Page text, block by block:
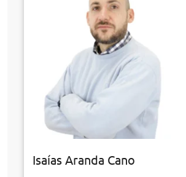
Isaías Aranda Cano